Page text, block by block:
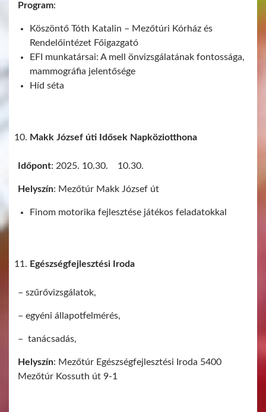
Program:
Köszöntő Tóth Katalin – Mezőtúri Kórház és
Rendelőintézet Főigazgató
EFI munkatársai: A mell önvizsgálatának fontossága,
mammográfia jelentősége
Híd séta
Makk József úti Idősek Napköziotthona
Időpont: 2025. 10.30. 10.30.
Helyszín: Mezőtúr Makk József út
Finom motorika fejlesztése játékos feladatokkal
Egészségfejlesztési Iroda
– szűrővizsgálatok,
– egyéni állapotfelmérés,
– tanácsadás,
Helyszín: Mezőtúr Egészségfejlesztési Iroda 5400
Mezőtúr Kossuth út 9-1